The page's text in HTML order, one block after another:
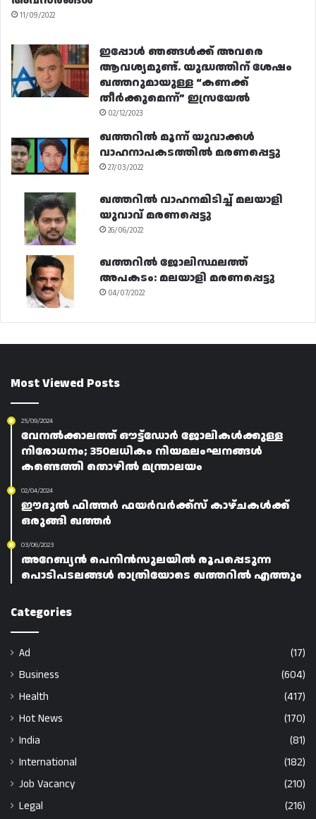
11/09/2022
ഇപ്പോൾ ഞങ്ങൾക്ക് അവരെ
ആവശ്യമുണ്ട്. യുദ്ധത്തിന് ശേഷം
ഖത്തറുമായുള്ള “കണക്ക്
തീർക്കുമെന്ന്” ഇസ്രയേൽ
02/12/2023
ഖത്തറിൽ മൂന്ന് യുവാക്കൾ
വാഹനാപകടത്തിൽ മരണപ്പെട്ടു
27/03/2022
ഖത്തറിൽ വാഹനമിടിച്ച് മലയാളി
യുവാവ് മരണപ്പെട്ടു
26/06/2022
ഖത്തറിൽ ജോലിസ്ഥലത്ത്
അപകടം: മലയാളി മരണപ്പെട്ടു
04/07/2022
Most Viewed Posts
25/09/2024
വേനൽക്കാലത്ത് ഔട്ട്ഡോർ ജോലികൾക്കുള്ള
നിരോധനം; 350ലധികം നിയമലംഘനങ്ങൾ
കണ്ടെത്തി തൊഴിൽ മന്ത്രാലയം
02/04/2024
ഈദുൽ ഫിത്തർ ഫയർവർക്ക്സ് കാഴ്ചകൾക്ക്
ഒരുങ്ങി ഖത്തർ
03/06/2023
അറേബ്യൻ പെനിൻസുലയിൽ രൂപപ്പെടുന്ന
പൊടിപടലങ്ങൾ രാത്രിയോടെ ഖത്തറിൽ എത്തും
Categories
Ad
(17)
Business
(604)
Health
(417)
Hot News
(170)
India
(81)
International
(182)
Job Vacancy
(210)
Legal
(216)